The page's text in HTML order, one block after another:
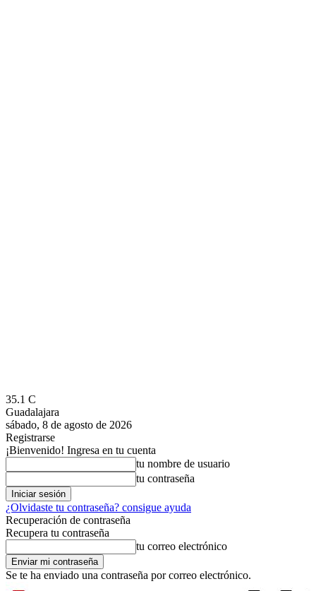
35.1 C
Guadalajara
sábado, 8 de agosto de 2026
Registrarse
¡Bienvenido! Ingresa en tu cuenta
tu nombre de usuario
tu contraseña
¿Olvidaste tu contraseña? consigue ayuda
Recuperación de contraseña
Recupera tu contraseña
tu correo electrónico
Se te ha enviado una contraseña por correo electrónico.